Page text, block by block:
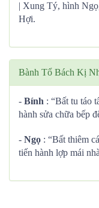
| Xung Tý, hình
Hợi.
Bành Tổ Bách Kị
- Bính : “Bất tu táo
hành sửa chữa bếp
- Ngọ : “Bất thiêm
tiến hành lợp mái